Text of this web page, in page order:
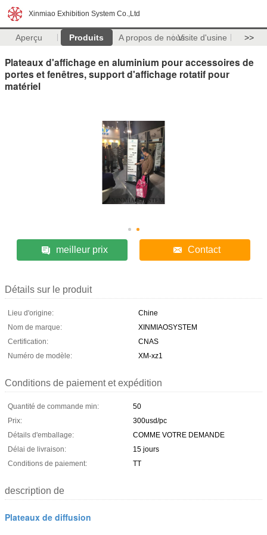
Xinmiao Exhibition System Co.,Ltd
Aperçu Produits A propos de nousVisite d'usine >>
Plateaux d'affichage en aluminium pour accessoires de
portes et fenêtres, support d'affichage rotatif pour
matériel
meilleur prix Contact
Détails sur le produit
Lieu d'origine:
Chine
Nom de marque:
XINMIAOSYSTEM
Certification:
CNAS
Numéro de modèle:
XM-xz1
Conditions de paiement et expédition
Quantité de commande min:
50
Prix:
300usd/pc
Détails d'emballage:
COMME VOTRE DEMANDE
Délai de livraison:
15 jours
Conditions de paiement:
TT
description de
Plateaux de diffusion